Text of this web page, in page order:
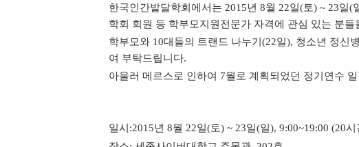
한국인간발달학회에서는 2015년 8월 22일(토) ~ 23일
학회 회원 등 학부모지원전문가 자격에 관심 있는 분
학부모와 10대들의 트랜드 나누기(22일), 청소년 정신
여 부탁드립니다.
아울러 메르스로 인하여 7월로 계획되었던 정기연수
일시:2015년 8월 22일(토) ~ 23일(일), 9:00~19:00 (20시